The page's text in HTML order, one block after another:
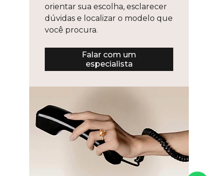
orientar sua escolha, esclarecer
dúvidas e localizar o modelo que
você procura.
Falar com um
especialista